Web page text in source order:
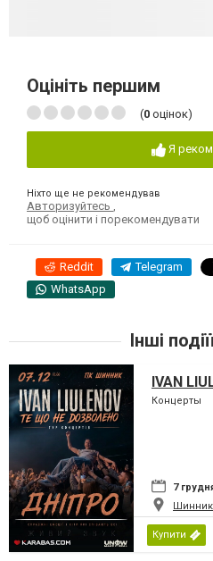
Оцініть першим
(0 оцінок)
Я
Ніхто ще не рекомендував
Авторизуйтесь
щоб оцінити і порекомендувати
Reddit Telegram
WhatsApp
Інші
IVAN
Концерты
7
Купити